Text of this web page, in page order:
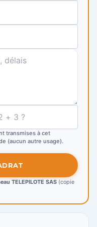
transmises à cet
(aucun autre usage).
TELEPILOTE SAS (copie